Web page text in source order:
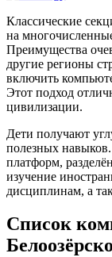
Классические
на
Преимущества
другие регионы
включить
Этот подход
цивилизации.
Дети получают
полезных
платформ,
изучение
дисциплинам, а
Список